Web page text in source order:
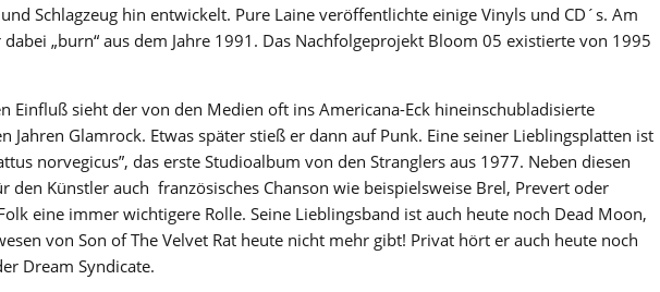
Schlagzeug hin entwickelt. Pure Laine veröffentlichte einige Vinyls und CD´s. Am
„burn“ aus dem Jahre 1991. Das Nachfolgeprojekt Bloom 05 existierte von 1995
Einfluß sieht der von den Medien oft ins Americana-Eck hineinschubladisierte
Jahren Glamrock. Etwas später stieß er dann auf Punk. Eine seiner Lieblingsplatten ist
norvegicus”, das erste Studioalbum von den Stranglers aus 1977. Neben diesen
den Künstler auch französisches Chanson wie beispielsweise Brel, Prevert oder
eine immer wichtigere Rolle. Seine Lieblingsband ist auch heute noch Dead Moon,
von Son of The Velvet Rat heute nicht mehr gibt! Privat hört er auch heute noch
Dream Syndicate.